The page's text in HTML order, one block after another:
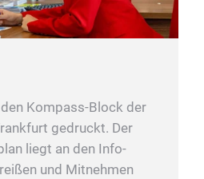
Kompass-Block der
gedruckt. Der
liegt an den Info-
und Mitnehmen